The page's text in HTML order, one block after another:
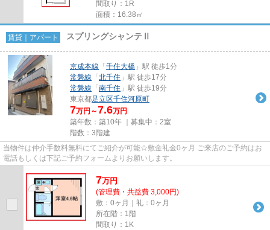
間取り：1R
面積：16.38㎡
賃貸｜アパート スプリングシャンテⅡ
京成本線 「 千住大橋 」駅 徒歩1分
常磐線 「 北千住 」駅 徒歩17分
常磐線 「 南千住 」駅 徒歩19分
東京都足立区千住河原町
7万円～7.6万円
築年数：築10年 ｜募集中： 2室
階数：3階建
当物件は仲介手数料無料にてご紹介が可能☆敷金礼金0ヶ月 ご来店のご予約はお
電話もしくは下記ご予約フォームよりお願いします。
7万円
(管理費・共益費 3,000円)
敷：0ヶ月｜礼：0ヶ月
所在階：1階
間取り：1K